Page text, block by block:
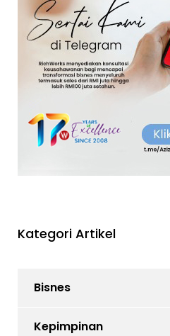
Kategori Artikel
Bisnes
Kepimpinan